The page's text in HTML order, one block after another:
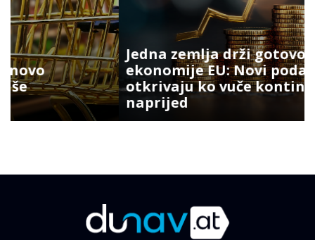
Jedna zemlja drži gotovo četvrtinu
ekonomije EU: Novi podaci
otkrivaju ko vuče kontinent
naprijed